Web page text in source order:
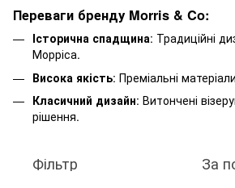
Переваги бренду Morris & Co:
Історична спадщина: Традиційні
Морріса.
Висока якість: Преміальні
Класичний дизайн: Витончені
рішення.
Фільтр За